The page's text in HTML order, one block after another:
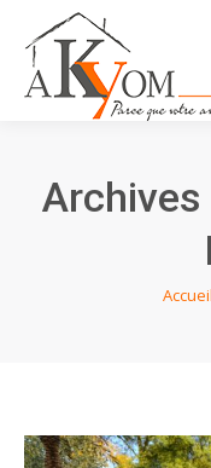
Archives
Vous
Accueil